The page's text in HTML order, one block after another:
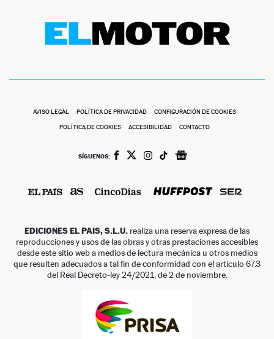
AVISO LEGAL POLÍTICA DE PRIVACIDAD CONFIGURACIÓN DE COOKIES
POLÍTICA DE COOKIES ACCESIBILIDAD CONTACTO
SÍGUENOS:
EDICIONES EL PAIS, S.L.U. realiza una reserva expresa de las
reproducciones y usos de las obras y otras prestaciones accesibles
desde este sitio web a medios de lectura mecánica u otros medios
que resulten adecuados a tal fin de conformidad con el artículo 67.3
del Real Decreto-ley 24/2021, de 2 de noviembre.